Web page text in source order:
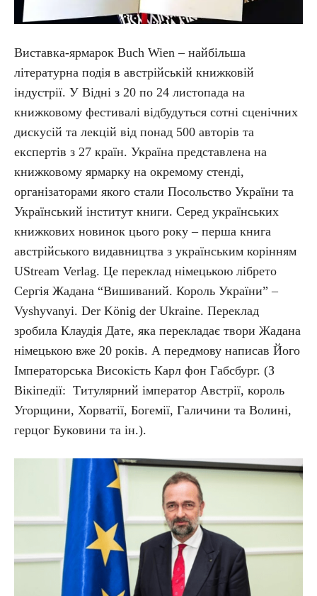
Виставка-ярмарок Buch Wien – найбільша
літературна подія в австрійській книжковій
індустрії. У Відні з 20 по 24 листопада на
книжковому фестивалі відбудуться сотні сценічних
дискусій та лекцій від понад 500 авторів та
експертів з 27 країн. Україна представлена на
книжковому ярмарку на окремому стенді,
організаторами якого стали Посольство України та
Український інститут книги. Серед українських
книжкових новинок цього року – перша книга
австрійського видавництва з українським корінням
UStream Verlag. Це переклад німецькою лібрето
Сергія Жадана “Вишиваний. Король України” –
Vyshyvanyi. Der König der Ukraine. Переклад
зробила Клаудія Дате, яка перекладає твори Жадана
німецькою вже 20 років. А передмову написав Його
Імператорська Високість Карл фон Габсбург. (З
Вікіпедії: Титулярний імператор Австрії, король
Угорщини, Хорватії, Богемії, Галичини та Волині,
герцог Буковини та ін.).